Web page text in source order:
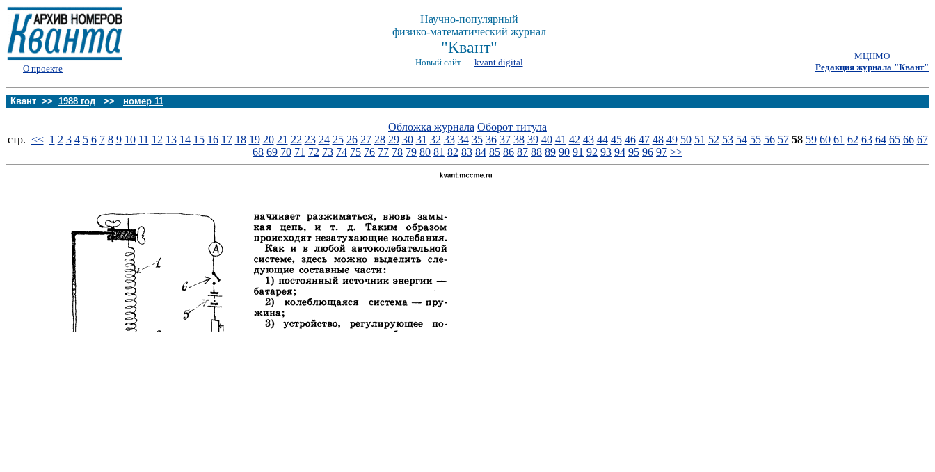
О проекте
Научно-популярный
физико-математический журнал
"Квант"
Новый сайт — kvant.digital
МЦНМО
Редакция журнала "Квант"
Квант >> 1988 год >> номер 11
Обложка журнала Оборот титула
стp. << 1 2 3 4 5 6 7 8 9 10 11 12 13 14 15 16 17 18 19 20 21 22 23 24 25 26 27 28 29 30 31 32 33 34 35 36 37 38 39 40 41 42 43 44 45 46 47 48 49 50 51 52 53 54 55 56 57 58 59 60 61 62 63 64 65 66 67
68 69 70 71 72 73 74 75 76 77 78 79 80 81 82 83 84 85 86 87 88 89 90 91 92 93 94 95 96 97 >>